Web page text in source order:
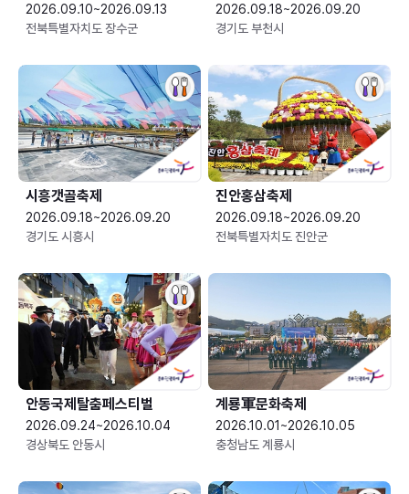
2026.09.10~2026.09.13
전북특별자치도 장수군
2026.09.18~2026.09.20
경기도 부천시
시흥갯골축제
2026.09.18~2026.09.20
경기도 시흥시
진안홍삼축제
2026.09.18~2026.09.20
전북특별자치도 진안군
안동국제탈춤페스티벌
2026.09.24~2026.10.04
경상북도 안동시
2026.10.01~2026.10.05
충청남도 계룡시